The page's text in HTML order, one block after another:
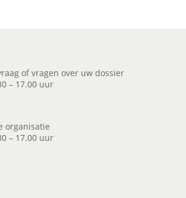
of vragen over uw dossier
– 17.00 uur
organisatie
– 17.00 uur